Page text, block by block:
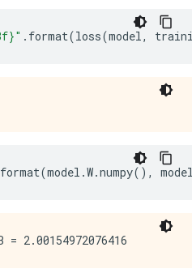
" . format(loss(model,
format(model .W.numpy(),